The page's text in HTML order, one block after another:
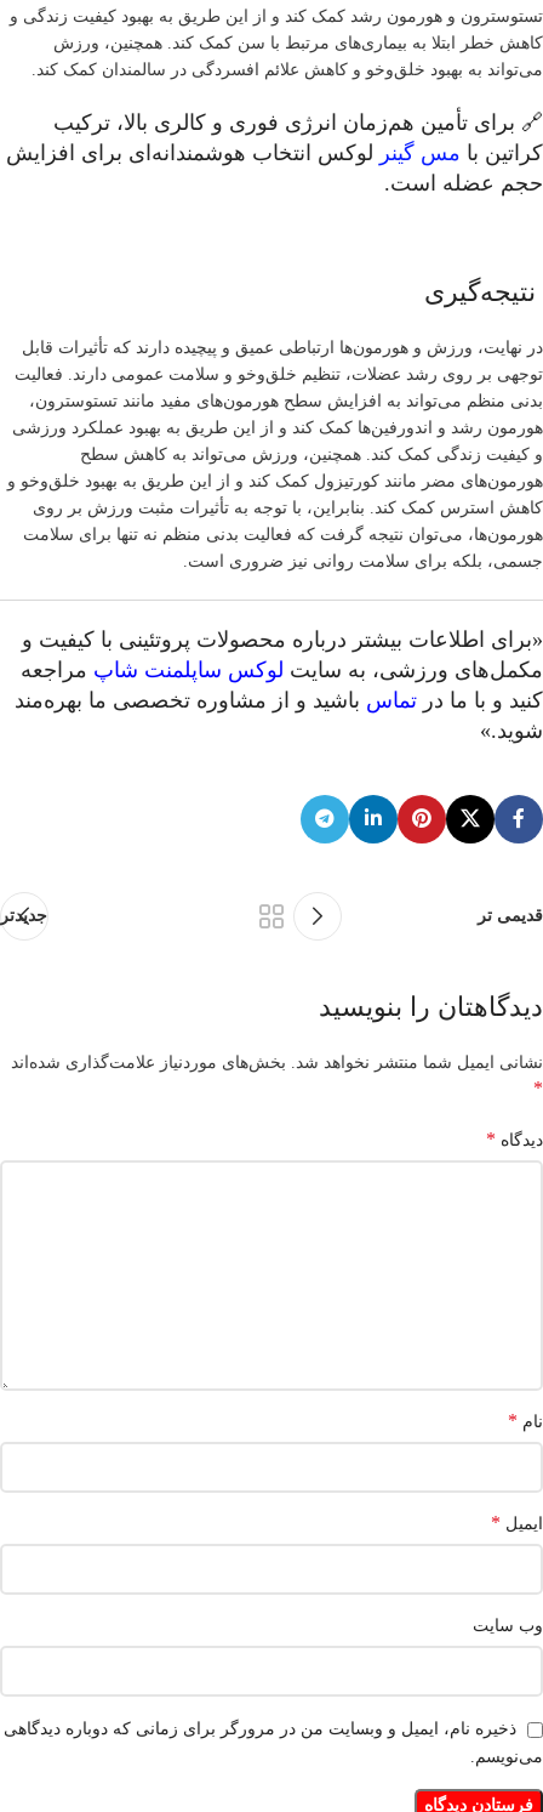
تستوسترون و هورمون رشد کمک کند و از این طریق به بهبود کیفیت زندگی و
کاهش خطر ابتلا به بیماری‌های مرتبط با سن کمک کند. همچنین، ورزش
می‌تواند به بهبود خلق‌وخو و کاهش علائم افسردگی در سالمندان کمک کند.
🔗 برای تأمین هم‌زمان انرژی فوری و کالری بالا، ترکیب
کراتین با مس گینر لوکس انتخاب هوشمندانه‌ای برای افزایش
حجم عضله است.
نتیجه‌گیری
در نهایت، ورزش و هورمون‌ها ارتباطی عمیق و پیچیده دارند که تأثیرات قابل
توجهی بر روی رشد عضلات، تنظیم خلق‌وخو و سلامت عمومی دارند. فعالیت
بدنی منظم می‌تواند به افزایش سطح هورمون‌های مفید مانند تستوسترون،
هورمون رشد و اندورفین‌ها کمک کند و از این طریق به بهبود عملکرد ورزشی
و کیفیت زندگی کمک کند. همچنین، ورزش می‌تواند به کاهش سطح
هورمون‌های مضر مانند کورتیزول کمک کند و از این طریق به بهبود خلق‌وخو و
کاهش استرس کمک کند. بنابراین، با توجه به تأثیرات مثبت ورزش بر روی
هورمون‌ها، می‌توان نتیجه گرفت که فعالیت بدنی منظم نه تنها برای سلامت
جسمی، بلکه برای سلامت روانی نیز ضروری است.
«برای اطلاعات بیشتر درباره محصولات پروتئینی با کیفیت و
مکمل‌های ورزشی، به سایت لوکس ساپلمنت شاپ مراجعه
کنید و با ما در تماس باشید و از مشاوره تخصصی ما بهره‌مند
شوید.»
جدیدتر قدیمی تر
دیدگاهتان را بنویسید
نشانی ایمیل شما منتشر نخواهد شد. بخش‌های موردنیاز علامت‌گذاری شده‌اند
*
دیدگاه *
نام *
ایمیل *
وب‌ سایت
ذخیره نام، ایمیل و وبسایت من در مرورگر برای زمانی که دوباره دیدگاهی
می‌نویسم.